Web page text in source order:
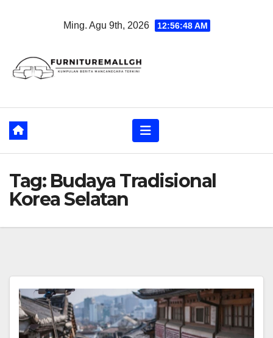
Ming. Agu 9th, 2026 12:56:49 AM
Tag: Budaya Tradisional
Korea Selatan